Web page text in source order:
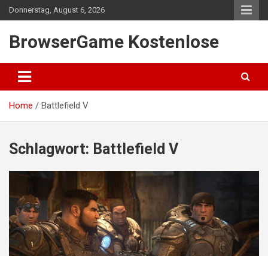
Skip
to
Donnerstag, August 6, 2026
BrowserGame Kostenlose
Home Battlefield V
Schlagwort: Battlefield V